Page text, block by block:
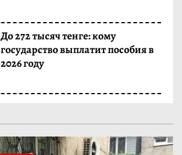
До 272 тысяч тенге: кому
государство выплатит пособия в
2026 году